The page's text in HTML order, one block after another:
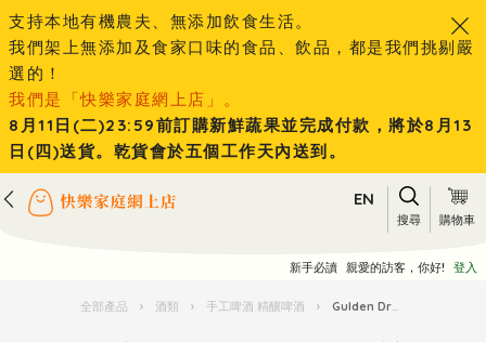
支持本地有機農夫、無添加飲食生活。
我們架上無添加及食家口味的食品、飲品，都是我們挑剔嚴
選的！
我們是「快樂家庭網上店」。
8月11日(二)23:59前訂購新鮮蔬果並完成付款，將於8月13
日(四)送貨。乾貨會於五個工作天內送到。
EN
搜尋 購物車
新手必讀 親愛的訪客，你好! 登入
全部產品 › 酒類 › 手工啤酒 精釀啤酒 › Gulden Draak Imperial Stout(酒評人網Beer Advocate: 91分 )(330ml x 1) (bbd:Jun2024)